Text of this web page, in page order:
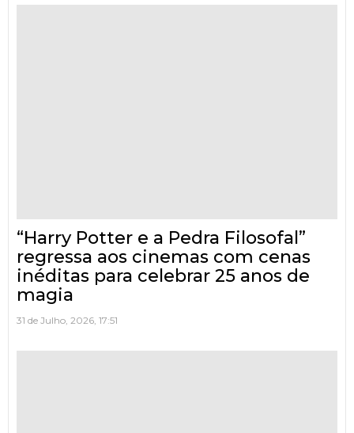
“Harry Potter e a Pedra Filosofal”
regressa aos cinemas com cenas
inéditas para celebrar 25 anos de
magia
31 de Julho, 2026, 17:51